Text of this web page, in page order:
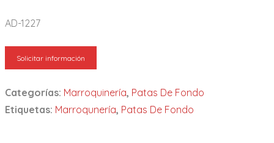
AD-1227
Solicitar información
Categorías: Marroquinería, Patas De Fondo
Etiquetas: Marroqunería, Patas De Fondo